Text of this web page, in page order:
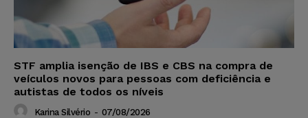
STF amplia isenção de IBS e CBS na compra de
veículos novos para pessoas com deficiência e
autistas de todos os níveis
Karina Silvério - 07/08/2026